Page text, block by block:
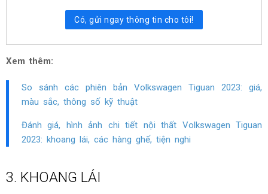
Có, gửi ngay thông tin cho tôi!
Xem thêm:
So sánh các phiên bản Volkswagen Tiguan 2023: giá,
màu sắc, thông số kỹ thuật
Đánh giá, hình ảnh chi tiết nội thất Volkswagen Tiguan
2023: khoang lái, các hàng ghế, tiện nghi
3. KHOANG LÁI